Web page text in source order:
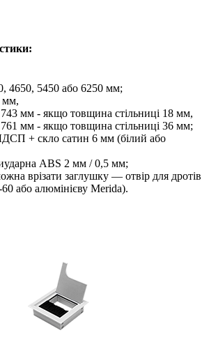
4650, 5450 або 6250 мм;
мм,
743 мм - якщо товщина стільниці 18 мм,
761 мм - якщо товщина стільниці 36 мм;
+ скло сатин 6 мм (білий або
ABS 2 мм / 0,5 мм;
врізати заглушку — отвір для дротів
або алюмінієву Merida).